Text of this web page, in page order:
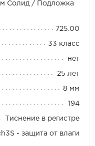
Солид /
Подложка
725.00
33 класс
нет
25 лет
8 мм
194
Тиснение в регистре
- защита от влаги